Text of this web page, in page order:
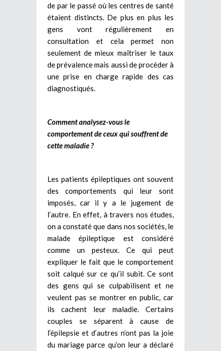
de par le passé où les centres de santé
étaient distincts. De plus en plus les
gens vont régulièrement en
consultation et cela permet non
seulement de mieux maîtriser le taux
de prévalence mais aussi de procéder à
une prise en charge rapide des cas
diagnostiqués.
Comment analysez-vous le
comportement de ceux qui souffrent de
cette maladie ?
Les patients épileptiques ont souvent
des comportements qui leur sont
imposés, car il y a le jugement de
l’autre. En effet, à travers nos études,
on a constaté que dans nos sociétés, le
malade épileptique est considéré
comme un pesteux. Ce qui peut
expliquer le fait que le comportement
soit calqué sur ce qu’il subit. Ce sont
des gens qui se culpabilisent et ne
veulent pas se montrer en public, car
ils cachent leur maladie. Certains
couples se séparent à cause de
l’épilepsie et d’autres n’ont pas la joie
du mariage parce qu’on leur a déclaré